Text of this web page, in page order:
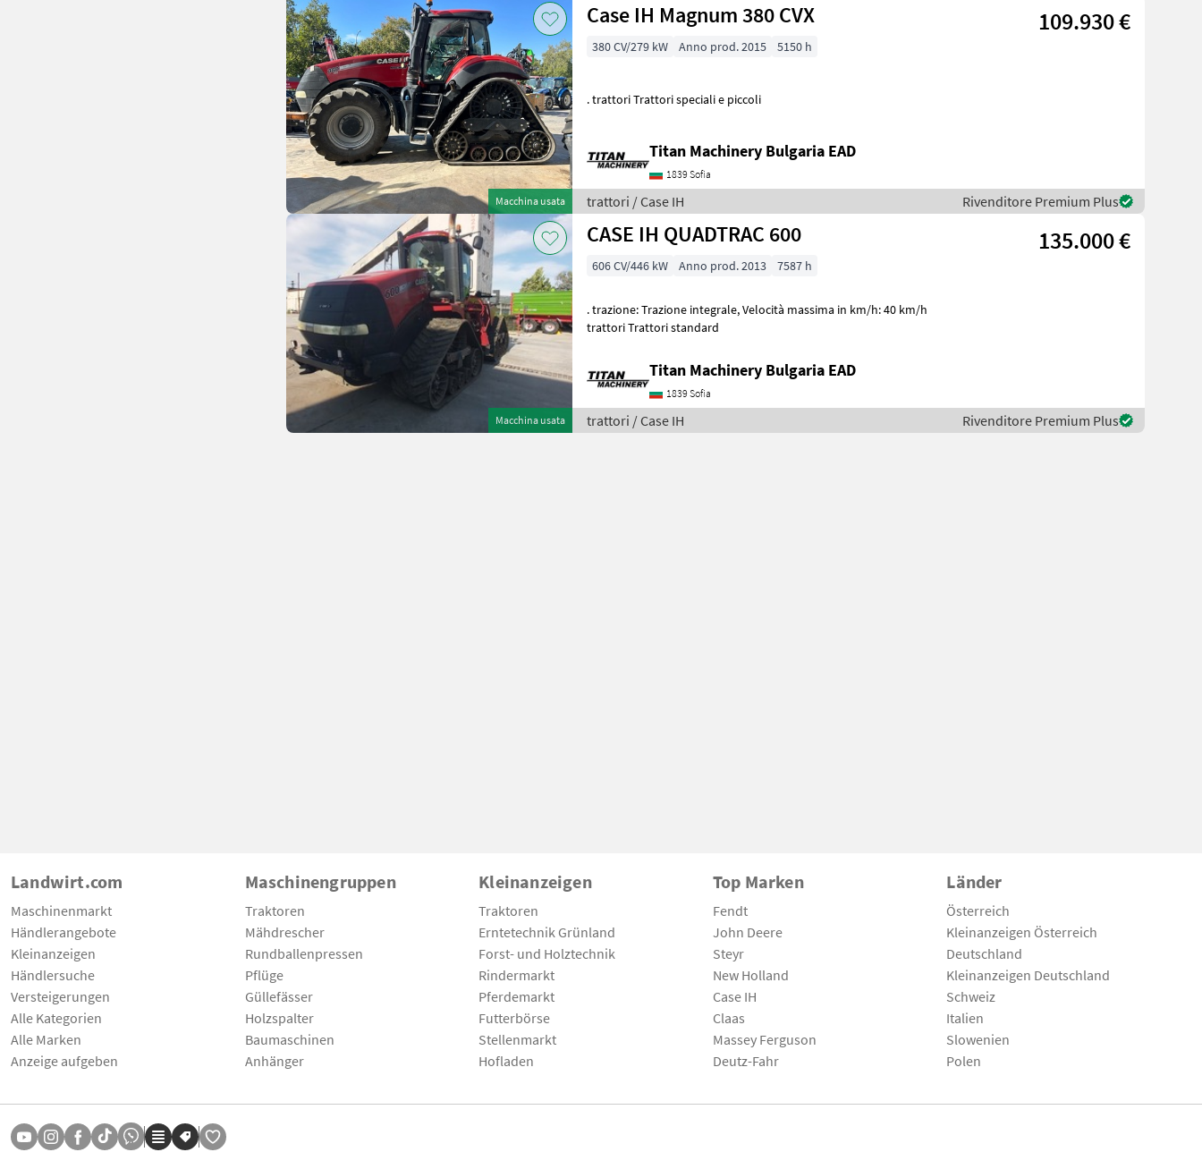
Macchina usata
Case IH Magnum 380 CVX 109.930 €
380 CV/279 kW Anno prod. 2015 5150 h
. trattori Trattori speciali e piccoli
Titan Machinery Bulgaria EAD
1839 Sofia
trattori / Case IH Rivenditore Premium Plus
Macchina usata
CASE IH QUADTRAC 600 135.000 €
606 CV/446 kW Anno prod. 2013 7587 h
. trazione: Trazione integrale, Velocità massima in km/h: 40 km/h
trattori Trattori standard
Titan Machinery Bulgaria EAD
1839 Sofia
trattori / Case IH Rivenditore Premium Plus
Landwirt.com
Maschinenmarkt
Händlerangebote
Kleinanzeigen
Händlersuche
Versteigerungen
Alle Kategorien
Alle Marken
Anzeige aufgeben
Maschinengruppen
Traktoren
Mähdrescher
Rundballenpressen
Pflüge
Güllefässer
Holzspalter
Baumaschinen
Anhänger
Kleinanzeigen
Traktoren
Erntetechnik Grünland
Forst- und Holztechnik
Rindermarkt
Pferdemarkt
Futterbörse
Stellenmarkt
Hofladen
Top Marken
Fendt
John Deere
Steyr
New Holland
Case IH
Claas
Massey Ferguson
Deutz-Fahr
Länder
Österreich
Kleinanzeigen Österreich
Deutschland
Kleinanzeigen Deutschland
Schweiz
Italien
Slowenien
Polen